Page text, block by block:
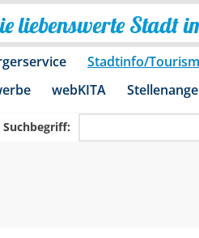
liebenswerte Stadt
Stadtinfo/
webKITA
Suchbegriff: